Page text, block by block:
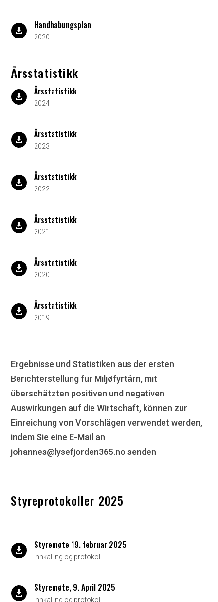
 Handhabungsplan
2020
Årsstatistikk
 Årsstatistikk
2024
 Årsstatistikk
2023
 Årsstatistikk
2022
 Årsstatistikk
2021
 Årsstatistikk
2020
 Årsstatistikk
2019
Ergebnisse und Statistiken aus der ersten
Berichterstellung für Miljøfyrtårn, mit
überschätzten positiven und negativen
Auswirkungen auf die Wirtschaft, können zur
Einreichung von Vorschlägen verwendet werden,
indem Sie eine E-Mail an
johannes@lysefjorden365.no senden
Styreprotokoller 2025
 Styremøte 19. februar 2025
Innkalling og protokoll
 Styremøte, 9. April 2025
Innkalling og protokoll